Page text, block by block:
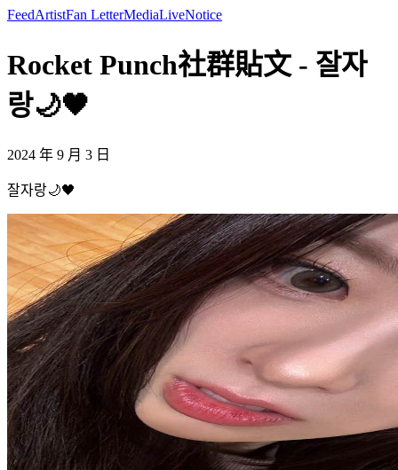
FeedArtistFan LetterMediaLiveNotice
Rocket Punch社群貼文 - 잘자
랑🌙🖤
2024 年 9 月 3 日
잘자랑🌙🖤